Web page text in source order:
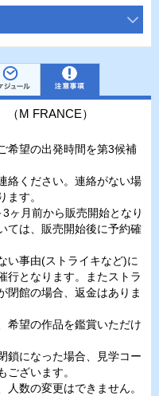
M FRANCE）
希望の出発時間を第3候補
絡ください。連絡がない場
す。
ヶ月前から販売開始となり
ては、販売開始後に予約確
い事由(ストライキなど)に
行となります。またストラ
閉館の場合、返金はありま
希望の作品を鑑賞いただけ
鎖になった場合、見学コー
ございます。
数の変更はできません。